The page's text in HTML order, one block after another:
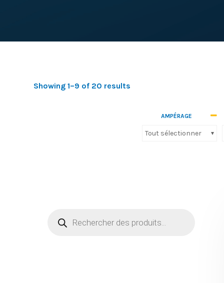
Nos produits
Firltrage (0)
Showing 1–9 of 20 results
AMPÉRAGE
Tout sélectionner